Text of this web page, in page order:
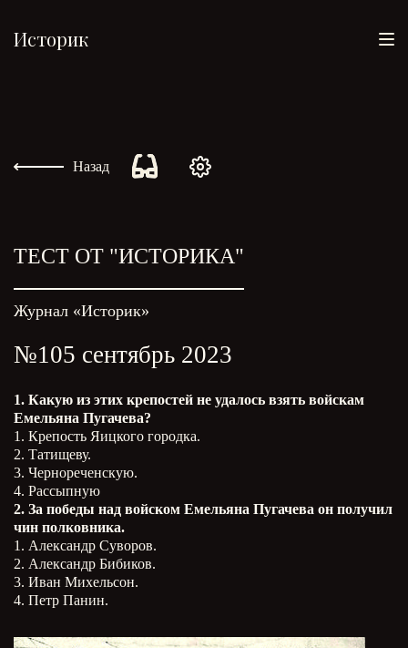
Историк
Назад
ТЕСТ ОТ "ИСТОРИКА"
№105 сентябрь 2023
Журнал «Историк»
1. Какую из этих крепостей не удалось взять войскам
Емельяна Пугачева?
1. Крепость Яицкого городка.
2. Татищеву.
3. Чернореченскую.
4. Рассыпную
2. За победы над войском Емельяна Пугачева он получил
чин полковника.
1. Александр Суворов.
2. Александр Бибиков.
3. Иван Михельсон.
4. Петр Панин.